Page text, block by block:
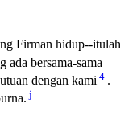
Firman hidup--itulah
ada bersama-sama
dengan kami 4 .
j